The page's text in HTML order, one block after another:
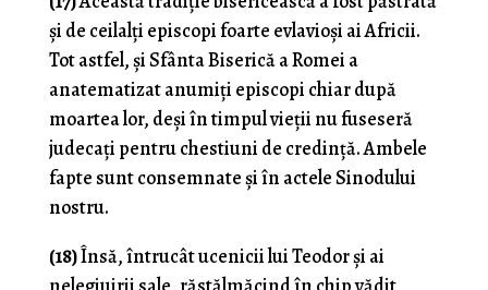
și de ceilalți episcopi foarte evlavioși ai Africii.
Tot astfel, și Sfânta Biserică a Romei a
anatematizat anumiți episcopi chiar după
moartea lor, deși în timpul vieții nu fuseseră
judecați pentru chestiuni de credință. Ambele
fapte sunt consemnate și în actele Sinodului
nostru.
(18)Însă, întrucât ucenicii lui Teodor și ai